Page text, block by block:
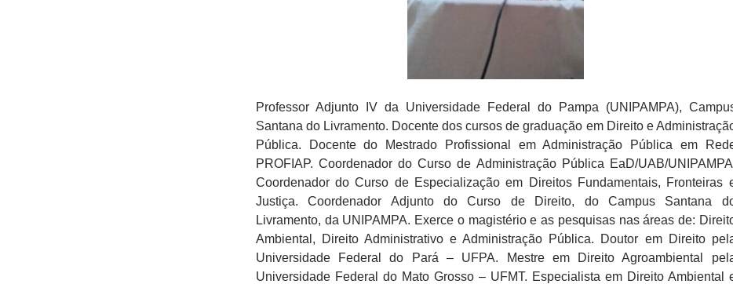
Professor Adjunto IV da Universidade Federal do Pampa (UNIPAMPA),
Santana do Livramento. Docente dos cursos de graduação em Direito e
Pública. Docente do Mestrado Profissional em Administração Pública em
PROFIAP. Coordenador do Curso de Administração Pública EaD/UAB/
Coordenador do Curso de Especialização em Direitos Fundamentais, Fronteiras
Justiça. Coordenador Adjunto do Curso de Direito, do Campus Santana
Livramento, da UNIPAMPA. Exerce o magistério e as pesquisas nas áreas de:
Ambiental, Direito Administrativo e Administração Pública. Doutor em Direito
Universidade Federal do Pará – UFPA. Mestre em Direito Agroambiental
Universidade Federal do Mato Grosso – UFMT. Especialista em Direito Ambiental